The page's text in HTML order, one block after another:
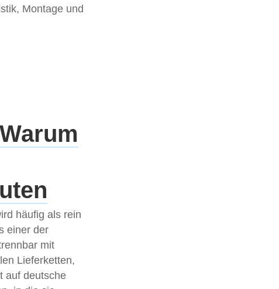
Montage und
häufig als rein
einer der
mit
Lieferketten,
auf deutsche